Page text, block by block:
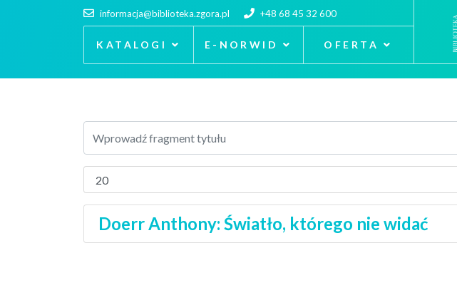
informacja@biblioteka.zgora.pl +48 68 45 32 600
KATALOGI E-NORWID OFERTA
Doerr Anthony: Światło, którego nie widać